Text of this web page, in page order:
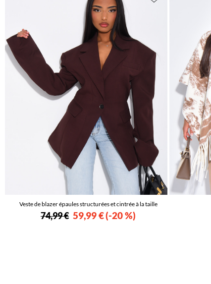
Veste de blazer épaules structurées et cintrée à la taille
74,99 € 59,99 € -20 %